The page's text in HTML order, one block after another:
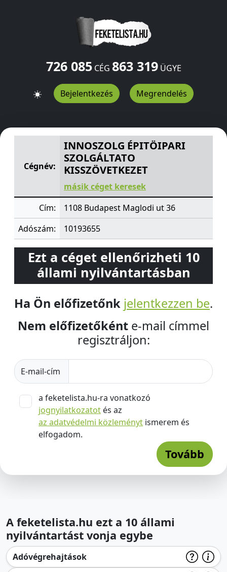
726 085CÉG 863 319ÜGYE
Bejelentkezés Megrendelés
INNOSZOLG ÉPITÖIPARI SZOLGÁLTATO
Cégnév:
INNOSZOLG ÉPITÖIPARI
SZOLGÁLTATO
KISSZÖVETKEZET
másik céget keresek
Cím:
1108 Budapest Maglodi ut 36
Adószám:
10193655
Ezt a céget ellenőrizheti 10
állami nyilvántartásban
Ha Ön előfizetőnk jelentkezzen be.
Nem előfizetőként e-mail címmel
regisztráljon:
E-mail-cím
a feketelista.hu-ra vonatkozó
jognyilatkozatot és az
az adatvédelmi közleményt ismerem és
elfogadom.
Tovább
A feketelista.hu ezt a 10 állami
nyilvántartást vonja egybe
Adóvégrehajtások